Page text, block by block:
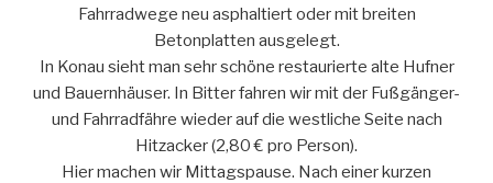
Fahrradwege neu asphaltiert oder mit breiten
Betonplatten ausgelegt.
In Konau sieht man sehr schöne restaurierte alte Hufner
und Bauernhäuser. In Bitter fahren wir mit der Fußgänger-
und Fahrradfähre wieder auf die westliche Seite nach
Hitzacker (2,80 € pro Person).
Hier machen wir Mittagspause. Nach einer kurzen